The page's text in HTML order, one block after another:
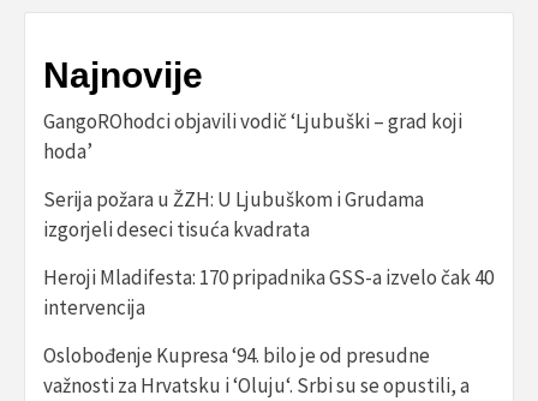
Najnovije
GangoROhodci objavili vodič ‘Ljubuški – grad koji
hoda’
Serija požara u ŽZH: U Ljubuškom i Grudama
izgorjeli deseci tisuća kvadrata
Heroji Mladifesta: 170 pripadnika GSS-a izvelo čak 40
intervencija
Oslobođenje Kupresa ‘94. bilo je od presudne
važnosti za Hrvatsku i ‘Oluju‘. Srbi su se opustili, a